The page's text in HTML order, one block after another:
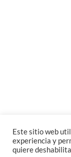
Este sitio web
experiencia y
quiere